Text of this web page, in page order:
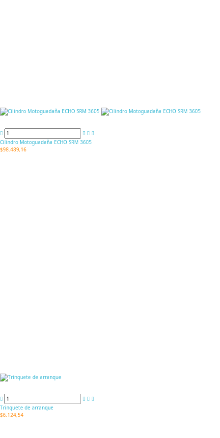
Cilindro Motoguadaña ECHO SRM 3605
$98.489,16
Trinquete de arranque
$6.124,54